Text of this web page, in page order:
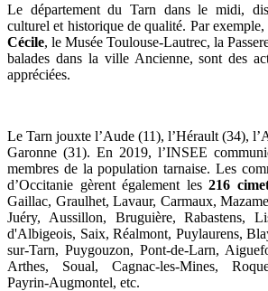
Le département du Tarn dans le midi,
culturel et historique de qualité. Par exemple,
Cécile, le Musée Toulouse-Lautrec, la
balades dans la ville Ancienne, sont des
appréciées.
Le Tarn jouxte l’Aude (11), l’Hérault (34),
Garonne (31). En 2019, l’INSEE
membres de la population tarnaise. Les
d’Occitanie gèrent également les216
Gaillac, Graulhet, Lavaur, Carmaux,
Juéry, Aussillon, Bruguière, Rabastens,
d'Albigeois, Saix, Réalmont, Puylaurens,
sur-Tarn, Puygouzon, Pont-de-Larn,
Arthes, Soual, Cagnac-les-Mines,
Payrin-Augmontel, etc.